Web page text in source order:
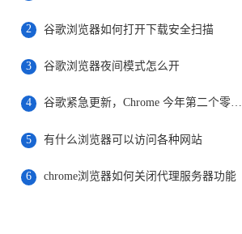
2 谷歌浏览器如何打开下载安全扫描
3 谷歌浏览器夜间模式怎么开
4 谷歌紧急更新，Chrome 今年第二个零日漏洞曝光！
5 有什么浏览器可以访问各种网站
6 chrome浏览器如何关闭代理服务器功能